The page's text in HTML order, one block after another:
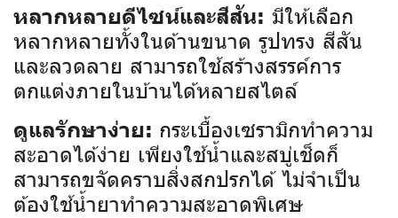
หลากหลายดีไซน์และสีสัน: มีให้เลือก
หลากหลายทั้งในด้านขนาด รูปทรง สีสัน
และลวดลาย สามารถใช้สร้างสรรค์การ
ตกแต่งภายในบ้านได้หลายสไตล์
ดูแลรักษาง่าย: กระเบื้องเซรามิกทำความ
สะอาดได้ง่าย เพียงใช้น้ำและสบู่เช็ดก็
สามารถขจัดคราบสิ่งสกปรกได้ ไม่จำเป็น
ต้องใช้น้ำยาทำความสะอาดพิเศษ